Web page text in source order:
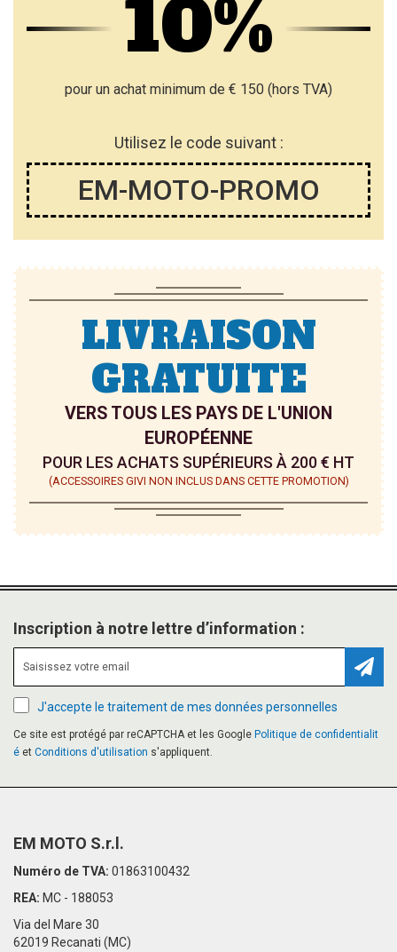
10%
pour un achat minimum de € 150 (hors TVA)
Utilisez le code suivant :
EM-MOTO-PROMO
LIVRAISON
GRATUITE
VERS TOUS LES PAYS DE L'UNION
EUROPÉENNE
POUR LES ACHATS SUPÉRIEURS À 200 € HT
(ACCESSOIRES GIVI NON INCLUS DANS CETTE PROMOTION)
Inscription à notre lettre d’information :
J'accepte le traitement de mes données personnelles
Ce site est protégé par reCAPTCHA et les Google Politique de confidentialit
é et Conditions d'utilisation s'appliquent.
EM MOTO S.r.l.
Numéro de TVA: 01863100432
REA: MC - 188053
Via del Mare 30
62019 Recanati (MC)